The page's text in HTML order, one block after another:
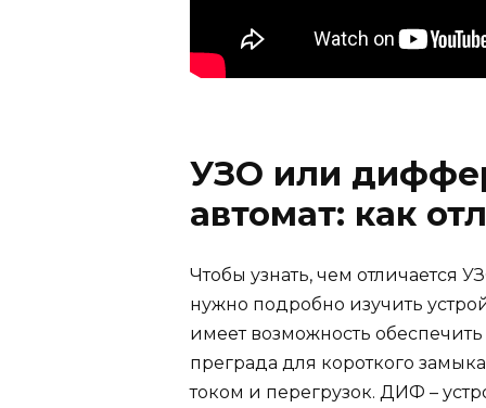
УЗО или
автомат: как
Чтобы узнать, чем отличается
нужно подробно изучить
имеет возможность
преграда для короткого
током и перегрузок. ДИФ –